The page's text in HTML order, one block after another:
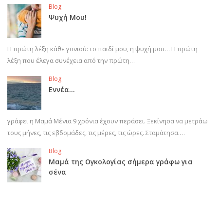
Blog
Ψυχή Μου!
Η πρώτη λέξη κάθε γονιού: το παιδί μου, η ψυχή μου… Η πρώτη
λέξη που έλεγα συνέχεια από την πρώτη…
Blog
Εννέα…
γράφει η Μαμά Μένια 9 χρόνια έχουν περάσει. Ξεκίνησα να μετράω
τους μήνες, τις εβδομάδες, τις μέρες, τις ώρες. Σταμάτησα.…
Blog
Μαμά της Ογκολογίας σήμερα γράφω για
σένα